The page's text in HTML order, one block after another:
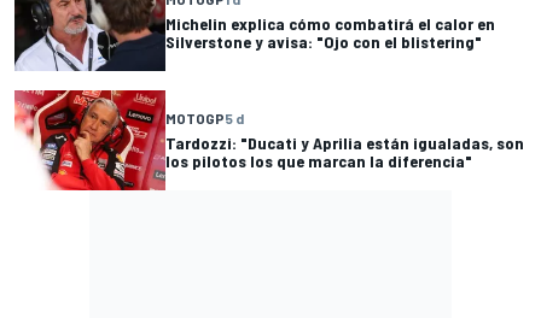
Michelin explica cómo combatirá el calor en
Silverstone y avisa: "Ojo con el blistering"
MOTOGP5 d
Tardozzi: "Ducati y Aprilia están igualadas, son
los pilotos los que marcan la diferencia"